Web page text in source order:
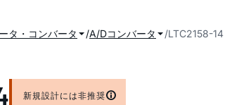
タ・コンバータ A/Dコンバータ LTC2158-14
新規設計には非推奨